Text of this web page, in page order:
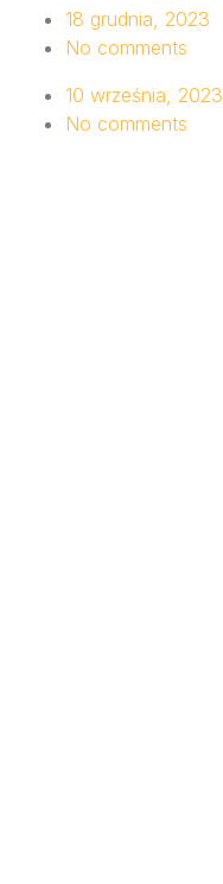
18 grudnia, 2023
No comments
10 września, 2023
No comments